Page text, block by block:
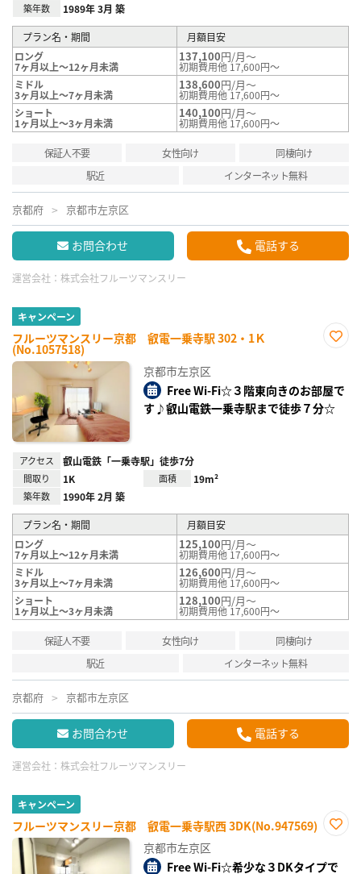
築年数 1989年 3月 築
プラン名・期間
月額目安
ロング
7ヶ月以上～12ヶ月未満
137,100円/月～
初期費用他 17,600円～
ミドル
3ヶ月以上～7ヶ月未満
138,600円/月～
初期費用他 17,600円～
ショート
1ヶ月以上～3ヶ月未満
140,100円/月～
初期費用他 17,600円～
保証人不要 女性向け
同棲向け
駅近
インターネット無料
京都府 京都市左京区
お問合わせ 電話する
運営会社： 株式会社フルーツマンスリー
キャンペーン
フルーツマンスリー京都 叡電一乗寺駅 302・1Ｋ
(No.1057518)
録
京都市左京区
Free Wi-Fi☆３階東向きのお部屋で
す♪叡山電鉄一乗寺駅まで徒歩７分☆
アクセス 叡山電鉄「一乗寺駅」徒歩7分
間取り 1K 面積 19m²
築年数 1990年 2月 築
プラン名・期間
月額目安
ロング
7ヶ月以上～12ヶ月未満
125,100円/月～
初期費用他 17,600円～
ミドル
3ヶ月以上～7ヶ月未満
126,600円/月～
初期費用他 17,600円～
ショート
1ヶ月以上～3ヶ月未満
128,100円/月～
初期費用他 17,600円～
保証人不要 女性向け
同棲向け
駅近
インターネット無料
京都府 京都市左京区
お問合わせ 電話する
運営会社： 株式会社フルーツマンスリー
キャンペーン
フルーツマンスリー京都 叡電一乗寺駅西 3DK(No.947569)
り登
京都市左京区
Free Wi-Fi☆希少な３DKタイプで